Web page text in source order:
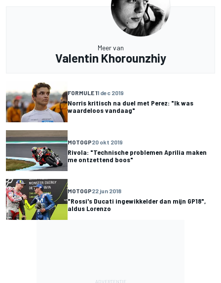
Meer van
Valentin Khorounzhiy
FORMULE 11 dec 2019
Norris kritisch na duel met Perez: "Ik was
waardeloos vandaag"
MOTOGP20 okt 2019
Rivola: "Technische problemen Aprilia maken
me ontzettend boos"
MOTOGP22 jun 2018
"Rossi's Ducati ingewikkelder dan mijn GP18",
aldus Lorenzo